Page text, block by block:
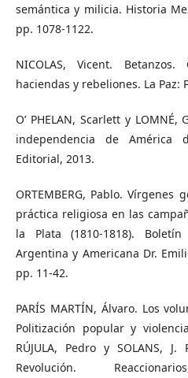
semántica y milicia. Historia
pp. 1078-1122.
NICOLAS, Vicent.
haciendas y rebeliones. La Paz:
O’ PHELAN, Scarlett y
independencia de América
Editorial, 2013.
ORTEMBERG, Pablo.
práctica religiosa en las
la Plata (1810-1818).
Argentina y Americana Dr.
pp. 11-42.
PARÍS MARTÍN, Álvaro. Los
Politización popular y
RÚJULA, Pedro y SOLANS,
Revolución.